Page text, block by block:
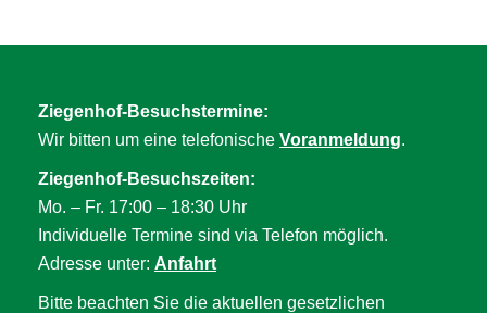
Ziegenhof-Besuchstermine:
Wir bitten um eine telefonische Voranmeldung.
Ziegenhof-Besuchszeiten:
Mo. – Fr. 17:00 – 18:30 Uhr
Individuelle Termine sind via Telefon möglich.
Adresse unter: Anfahrt
Bitte beachten Sie die aktuellen gesetzlichen